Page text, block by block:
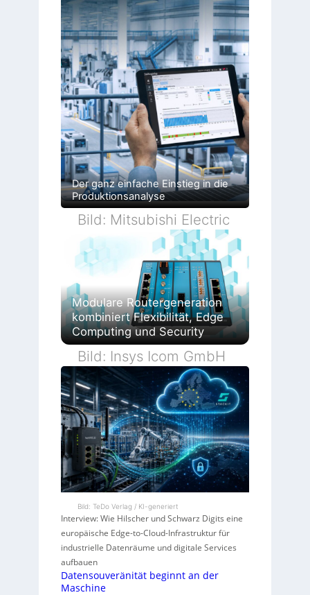
Der ganz einfache Einstieg in die
Produktionsanalyse
Bild: Mitsubishi Electric
Modulare Routergeneration
kombiniert Flexibilität, Edge
Computing und Security
Bild: Insys Icom GmbH
Bild: TeDo Verlag / KI-generiert
Interview: Wie Hilscher und Schwarz Digits eine
europäische Edge-to-Cloud-Infrastruktur für
industrielle Datenräume und digitale Services
aufbauen
Datensouveränität beginnt an der
Maschine